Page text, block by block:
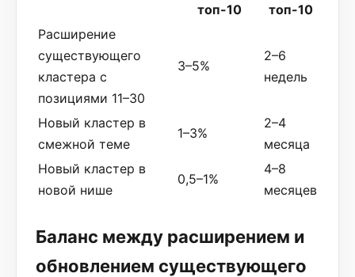
топ-10
топ-10
Расширение
существующего
кластера с
позициями 11–30
3–5%
2–6
недель
Новый кластер в
смежной теме
1–3%
2–4
месяца
Новый кластер в
новой нише
0,5–1%
4–8
месяцев
Баланс между расширением и
обновлением существующего